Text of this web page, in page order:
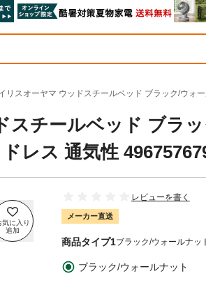
リスオーヤマ ウッドスチールベッド ブラック/ウォ
スチールベッド ブラ
レス 通気性
レビューを書く
メーカー直送
商品タイプ1ブラック/ウォールナッ
ブラック/ウォールナット